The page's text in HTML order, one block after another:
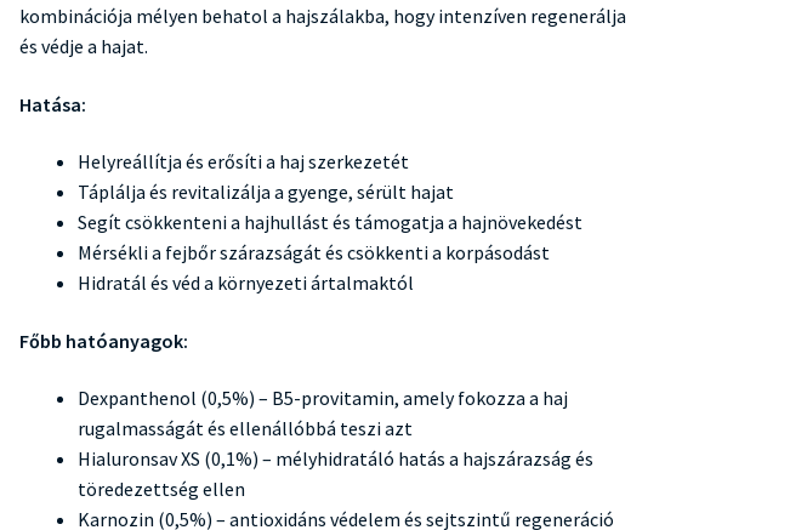
kombinációja mélyen behatol a hajszálakba, hogy intenzíven regenerálja
és védje a hajat.
Hatása:
Helyreállítja és erősíti a haj szerkezetét
Táplálja és revitalizálja a gyenge, sérült hajat
Segít csökkenteni a hajhullást és támogatja a hajnövekedést
Mérsékli a fejbőr szárazságát és csökkenti a korpásodást
Hidratál és véd a környezeti ártalmaktól
Főbb hatóanyagok:
Dexpanthenol (0,5%) – B5-provitamin, amely fokozza a haj
rugalmasságát és ellenállóbbá teszi azt
Hialuronsav XS (0,1%) – mélyhidratáló hatás a hajszárazság és
töredezettség ellen
Karnozin (0,5%) – antioxidáns védelem és sejtszintű regeneráció